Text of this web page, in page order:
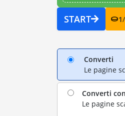
START 1/
Converti
Le pagine
Converti con
Le pagine